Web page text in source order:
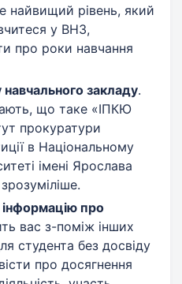
найвищий рівень, який
у ВНЗ,
про роки навчання
закладу.
що таке «ІПКЮ
прокуратури
в Національному
імені Ярослава
про
вас з-поміж інших
студента без досвіду
про досягнення